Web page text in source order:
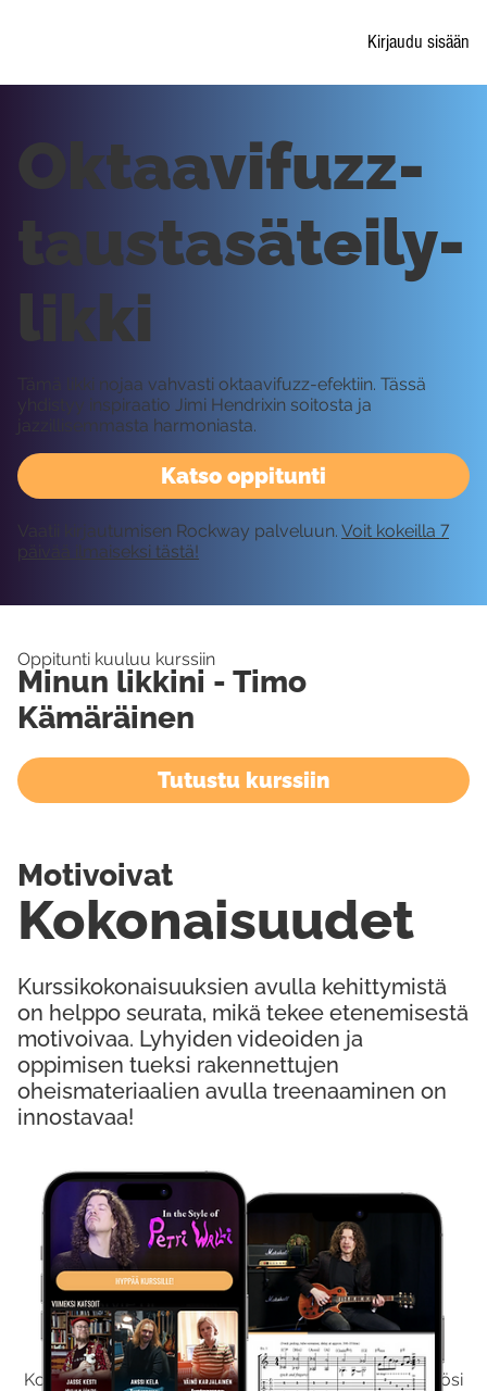
Kirjaudu sisään
Kokeile Ilmaiseksi
Kokeilemalla ilmaiseksi saat koko sisältömme käyttöösi
Katso oppitunti
Oktaavifuzz-
taustasäteily-
likki
Tämä likki nojaa vahvasti oktaavifuzz-efektiin. Tässä
yhdistyy inspiraatio Jimi Hendrixin soitosta ja
jazzillisemmasta harmoniasta.
Vaatii kirjautumisen Rockway palveluun. Voit kokeilla 7
päivää ilmaiseksi tästä!
Oppitunti kuuluu kurssiin
Minun likkini - Timo
Kämäräinen
Tutustu kurssiin
Kurssikokonaisuuksien avulla kehittymistä
on helppo seurata, mikä tekee etenemisestä
motivoivaa. Lyhyiden videoiden ja
oppimisen tueksi rakennettujen
oheismateriaalien avulla treenaaminen on
innostavaa!
Kokonaisuudet
Motivoivat